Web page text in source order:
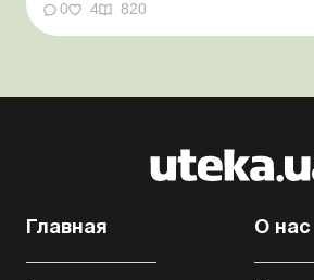
агропредприятия принимают
работы. Из-за значительных
нарушение порядка ведения
0 4 820
Главная О нас